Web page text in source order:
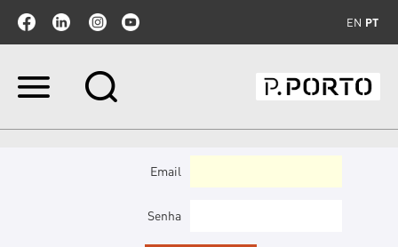
EN PT
Ir
Email
Senha